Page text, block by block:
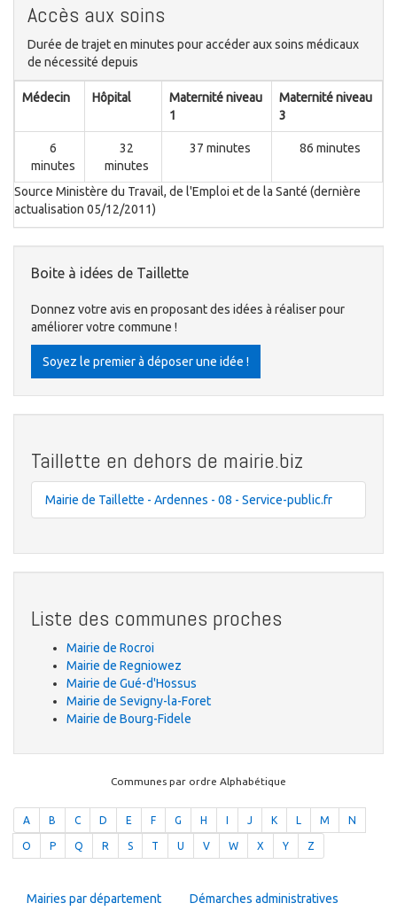
Accès aux soins
Durée de trajet en minutes pour accéder aux soins médicaux
de nécessité depuis
Médecin Hôpital
Maternité niveau
1
Maternité niveau
3
6
minutes
32
minutes
37 minutes 86 minutes
Source Ministère du Travail, de l'Emploi et de la Santé (dernière
actualisation 05/12/2011)
Boite à idées de Taillette
Donnez votre avis en proposant des idées à réaliser pour
améliorer votre commune !
Soyez le premier à déposer une idée !
Taillette en dehors de mairie.biz
Mairie de Taillette - Ardennes - 08 - Service-public.fr
Liste des communes proches
Mairie de Rocroi
Mairie de Regniowez
Mairie de Gué-d'Hossus
Mairie de Sevigny-la-Foret
Mairie de Bourg-Fidele
Communes par ordre Alphabétique
A B C D E F G H J K L M N
O P Q R S T U V W X Y Z
Mairies par département Démarches administratives